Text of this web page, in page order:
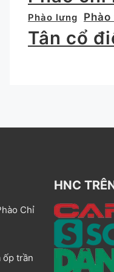
Phào lưng
Tân cổ
Chỉ
ốp trần
HNC